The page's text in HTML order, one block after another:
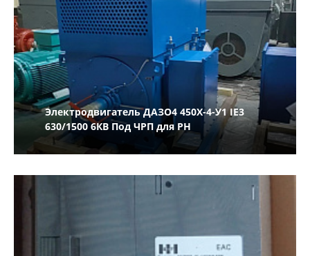
Электродвигатель ДАЗО4 450Х-4-У1 IE3
630/1500 6КВ Под ЧРП для РН